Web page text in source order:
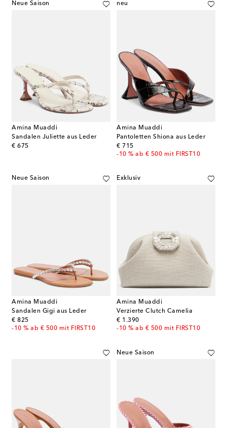
Neue Saison
Amina Muaddi
Sandalen Juliette aus Leder
€ 675
original price
neu
Amina Muaddi
Pantoletten Shiona aus Leder
€ 715
original price
-10 % ab € 500 mit FIRST10
Neue Saison
Amina Muaddi
Sandalen Gigi aus Leder
€ 825
original price
-10 % ab € 500 mit FIRST10
Exklusiv
Amina Muaddi
Verzierte Clutch Camelia
€ 1.390
original price
-10 % ab € 500 mit FIRST10
Neue Saison